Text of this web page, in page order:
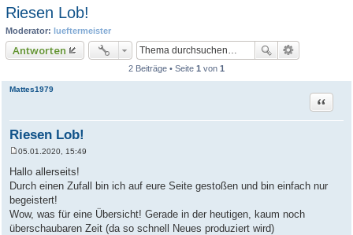
Riesen Lob!
Moderator: lueftermeister
Antworten
2 Beiträge • Seite 1 von 1
Mattes1979
Riesen Lob!
Zitat
e
i
t
a
g
05.01.2020, 15:49
Hallo allerseits!
Durch einen Zufall bin ich auf eure Seite gestoßen und bin einfach nur
begeistert!
Wow, was für eine Übersicht! Gerade in der heutigen, kaum noch
überschaubaren Zeit (da so schnell Neues produziert wird)